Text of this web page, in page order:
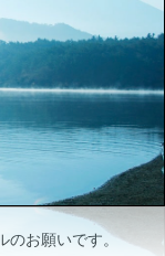
のお願いです。